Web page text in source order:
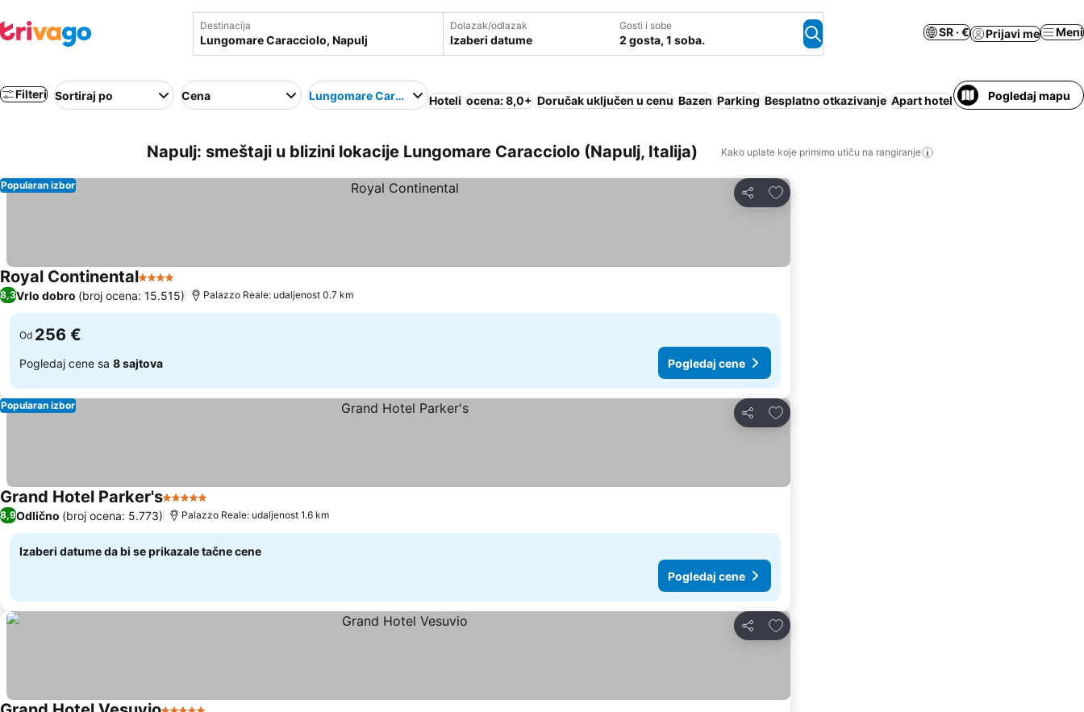
Destinacija Dolazak/odlazak
Izaberi datume
Gosti i sobe
2 gosta, 1 soba.
SR · € Prijavi me Meni
Filteri Sortiraj po Cena Lungomare CaraccioloHoteli ocena: 8,0+ Doručak uključen u cenu Bazen Parking Besplatno otkazivanje Apart hotel Pansion sa doručkom
Pogledaj mapu
Napulj: smeštaji u blizini lokacije Lungomare Caracciolo (Napulj, Italija) Kako uplate koje primimo utiču na rangiranje
Deli
Dodati u favorite
Popularan izbor
Royal Continental4 Zvezdice
8,3Vrlo dobro (broj ocena: 15.515) Palazzo Reale: udaljenost 0.7 km
Od 256 €
Pogledaj cene sa 8 sajtova Pogledaj cene
Deli
Dodati u favorite
Popularan izbor
Grand Hotel Parker's5 Zvezdice
8,9Odlično (broj ocena: 5.773) Palazzo Reale: udaljenost 1.6 km
Izaberi datume da bi se prikazale tačne cene
Pogledaj cene
Deli
Dodati u favorite